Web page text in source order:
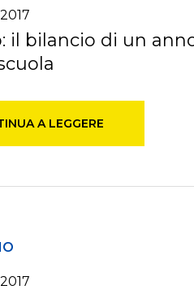
il bilancio di un
A LEGGERE